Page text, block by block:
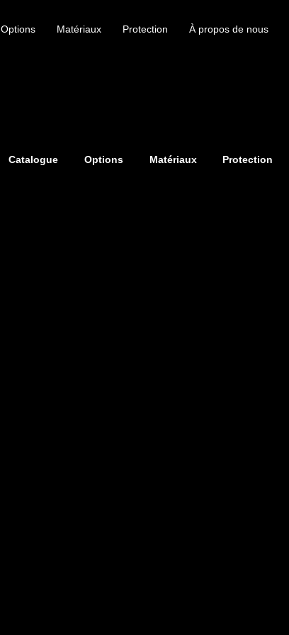
Options Matériaux Protection À propos de nous
Catalogue Options Matériaux Protection